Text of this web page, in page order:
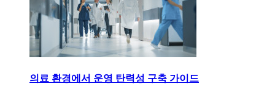
의료 환경에서 운영 탄력성 구축 가이드